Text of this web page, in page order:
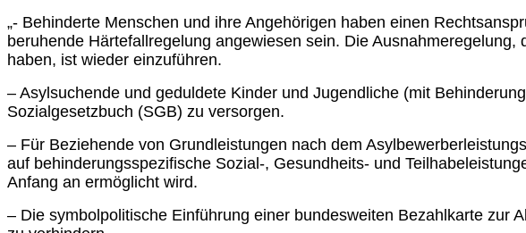
„- Behinderte Menschen und ihre Angehörigen haben einen
beruhende Härtefallregelung angewiesen sein. Die
haben, ist wieder einzuführen.
– Asylsuchende und geduldete Kinder und Jugendliche (mit
Sozialgesetzbuch (SGB) zu versorgen.
– Für Beziehende von Grundleistungen nach dem
auf behinderungsspezifische Sozial-, Gesundheits- und
Anfang an ermöglicht wird.
– Die symbolpolitische Einführung einer bundesweiten Bezahlkarte zur